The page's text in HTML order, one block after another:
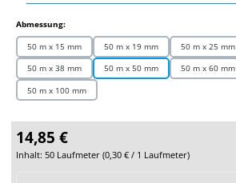
Abmessung:auswählen
50 m x 15 mm 50 m x 19 mm 50 m x 25 mm
50 m x 38 mm
50 m x 50 mm 50 m x 60 mm
50 m x 100 mm
14,85 €
Inhalt: 50 Laufmeter (0,30 € / 1 Laufmeter)